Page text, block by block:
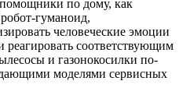
по дому, как
гуманоид,
человеческие эмоции
соответствующим
и газонокосилки по-
моделями сервисных